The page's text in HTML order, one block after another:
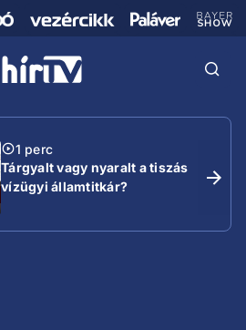
1 perc
Tárgyalt vagy nyaralt a tiszás
vízügyi államtitkár?